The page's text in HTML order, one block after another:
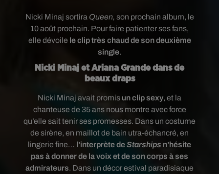
Nicki Minaj sortira Queen, son prochain album, le
10 août prochain. Pour faire patienter ses fans,
elle dévoile le clip très chaud de son deuxième
single.
Nicki Minaj et Ariana Grande dans de
beaux draps
Nicki Minaj avait promis un clip sexy, et la
chanteuse de 35 ans nous montre avec force
qu’elle sait tenir ses promesses. Dans un costume
de sirène, en maillot de bain utra-échancré, en
lingerie fine… l’interprète deStarships n’hésite
pas à donner de la voix et de son corps à ses
admirateurs. Dans un décor estival paradisiaque